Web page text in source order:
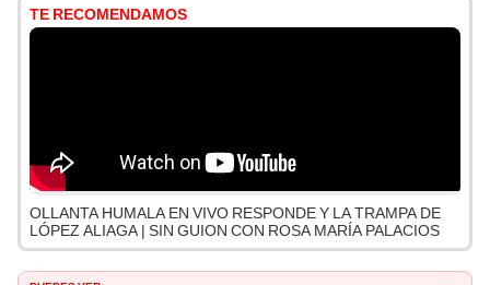
TE RECOMENDAMOS
OLLANTA HUMALA EN VIVO RESPONDE Y LA TRAMPA DE
LÓPEZ ALIAGA | SIN GUION CON ROSA MARÍA PALACIOS